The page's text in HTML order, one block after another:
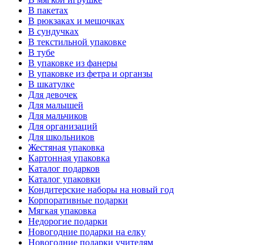
В пакетах
В рюкзаках и мешочках
В сундучках
В текстильной упаковке
В тубе
В упаковке из фанеры
В упаковке из фетра и органзы
В шкатулке
Для девочек
Для малышей
Для мальчиков
Для организаций
Для школьников
Жестяная упаковка
Картонная упаковка
Каталог подарков
Каталог упаковки
Кондитерские наборы на новый год
Корпоративные подарки
Мягкая упаковка
Недорогие подарки
Новогодние подарки на елку
Новогодние подарки учителям